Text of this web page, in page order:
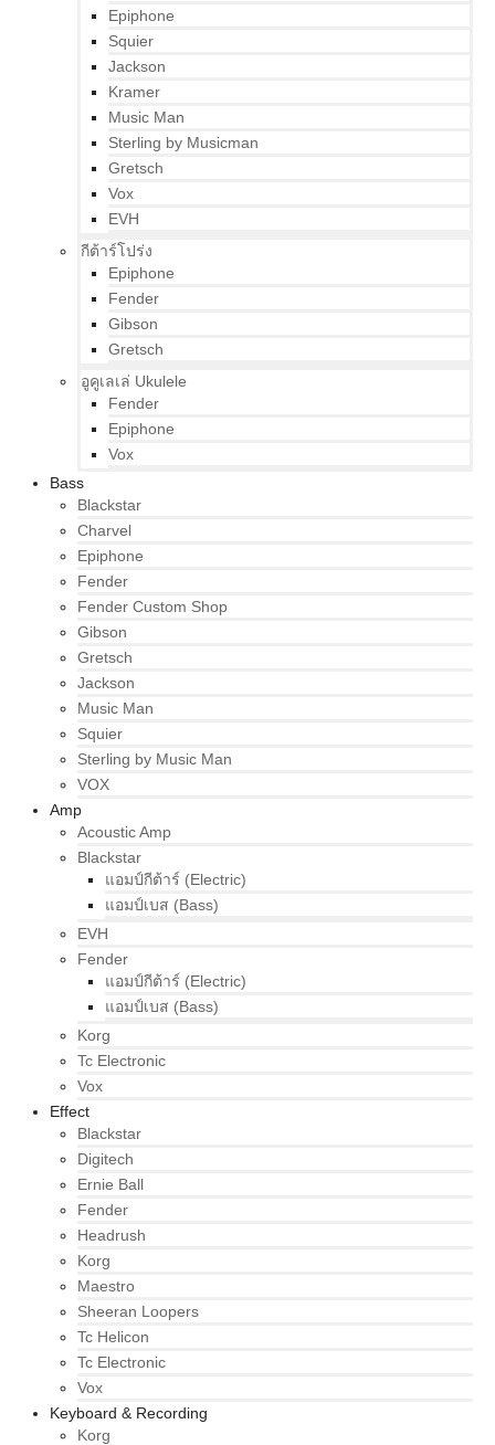
Epiphone
Squier
Jackson
Kramer
Music Man
Sterling by Musicman
Gretsch
Vox
EVH
กีต้าร์โปร่ง
Epiphone
Fender
Gibson
Gretsch
อูคูเลเล่ Ukulele
Fender
Epiphone
Vox
Bass
Blackstar
Charvel
Epiphone
Fender
Fender Custom Shop
Gibson
Gretsch
Jackson
Music Man
Squier
Sterling by Music Man
VOX
Amp
Acoustic Amp
Blackstar
แอมป์กีต้าร์ (Electric)
แอมป์เบส (Bass)
EVH
Fender
แอมป์กีต้าร์ (Electric)
แอมป์เบส (Bass)
Korg
Tc Electronic
Vox
Effect
Blackstar
Digitech
Ernie Ball
Fender
Headrush
Korg
Maestro
Sheeran Loopers
Tc Helicon
Tc Electronic
Vox
Keyboard & Recording
Korg